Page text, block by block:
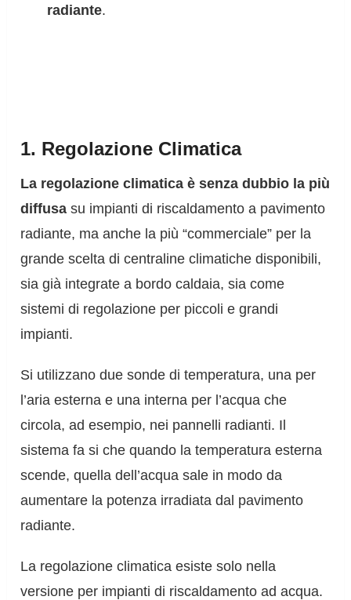
radiante.
1. Regolazione Climatica
La regolazione climatica è senza dubbio la più
diffusa su impianti di riscaldamento a pavimento
radiante, ma anche la più “commerciale” per la
grande scelta di centraline climatiche disponibili,
sia già integrate a bordo caldaia, sia come
sistemi di regolazione per piccoli e grandi
impianti.
Si utilizzano due sonde di temperatura, una per
l’aria esterna e una interna per l’acqua che
circola, ad esempio, nei pannelli radianti. Il
sistema fa si che quando la temperatura esterna
scende, quella dell’acqua sale in modo da
aumentare la potenza irradiata dal pavimento
radiante.
La regolazione climatica esiste solo nella
versione per impianti di riscaldamento ad acqua.